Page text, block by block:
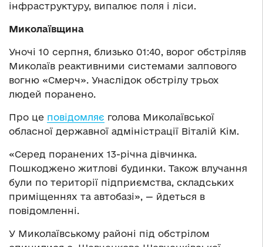
інфраструктуру, випалює поля і ліси.
Миколаївщина
Уночі 10 серпня, близько 01:40, ворог обстріляв
Миколаїв реактивними системами залпового
вогню «Смерч». Унаслідок обстрілу трьох
людей поранено.
Про це повідомляє голова Миколаївської
обласної державної адміністрації Віталій Кім.
«Серед поранених 13-річна дівчинка.
Пошкоджено житлові будинки. Також влучання
були по території підприємства, складських
приміщеннях та автобазі», — йдеться в
повідомленні.
У Миколаївському районі під обстрілом